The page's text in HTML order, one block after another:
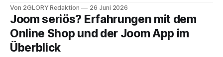
unterschiedlichen Shooting-Situationen. Ob Hochzeit,
Bewerbungsfoto, Familienshooting oder Imagekampagne,
die Auswahl in Augsburg reicht von Hobbyfotografen mit
Wochenendangeboten bis hin zu etablierten Anbietern mit
langjähriger Praxis. Damit du nicht auf gut Glück
Von 2GLORY Redaktion 26 Juni 2026
Joom seriös? Erfahrungen mit dem
Online Shop und der Joom App im
Überblick